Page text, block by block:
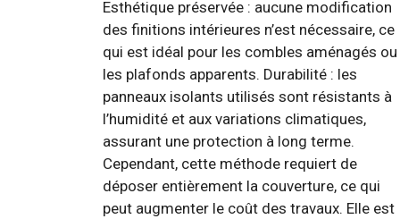
Esthétique préservée : aucune modification
des finitions intérieures n’est nécessaire, ce
qui est idéal pour les combles aménagés ou
les plafonds apparents. Durabilité : les
panneaux isolants utilisés sont résistants à
l’humidité et aux variations climatiques,
assurant une protection à long terme.
Cependant, cette méthode requiert de
déposer entièrement la couverture, ce qui
peut augmenter le coût des travaux. Elle est